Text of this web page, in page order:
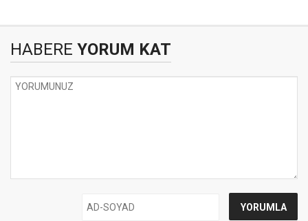
HABERE YORUM KAT